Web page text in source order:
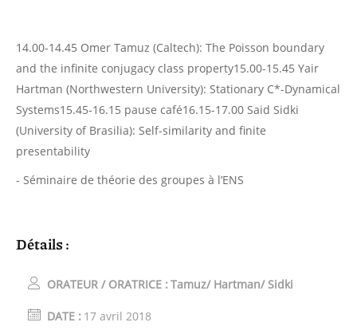
14.00-14.45 Omer Tamuz (Caltech): The Poisson boundary
and the infinite conjugacy class property15.00-15.45 Yair
Hartman (Northwestern University): Stationary C*-Dynamical
Systems15.45-16.15 pause café16.15-17.00 Said Sidki
(University of Brasilia): Self-similarity and finite
presentability
- Séminaire de théorie des groupes à l’ENS
Détails :
ORATEUR / ORATRICE : Tamuz/ Hartman/ Sidki
DATE : 17 avril 2018